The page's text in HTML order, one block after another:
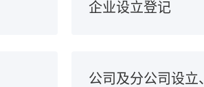
企业设立登记
公司及分公司设立